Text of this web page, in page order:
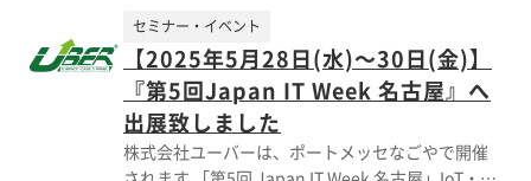
電子機器用筐体のカスタム品 サンプル事例（熱対
策、密閉構造、組込み、軽量化)を多数展示致しま
した 酷暑の中、展示ブースへ多数の方が来訪頂き
ました。ありがとうございました。
【2025年5月28日(水)～30日(金)】
『第5回Japan IT Week 名古屋』へ
出展致しました
セミナー・イベント
株式会社ユーバーは、ポートメッセなごやで開催